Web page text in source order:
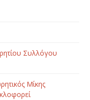
Συλλόγου
Μίκης